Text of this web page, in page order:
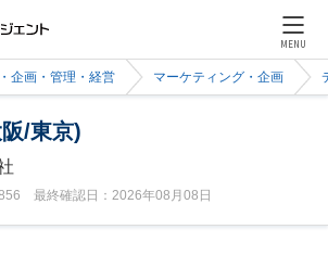
MENU
企画・管理・経営 マーケティング・企画
/東京)
最終確認日：2026年08月08日